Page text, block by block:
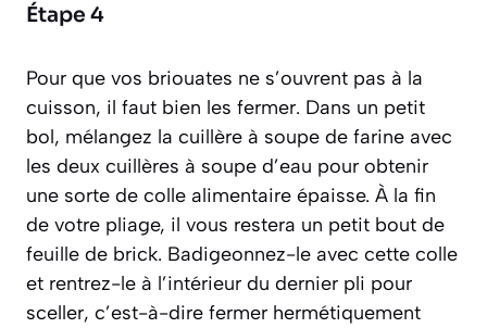
Étape 4
Pour que vos briouates ne s’ouvrent pas à la
cuisson, il faut bien les fermer. Dans un petit
bol, mélangez la cuillère à soupe de farine avec
les deux cuillères à soupe d’eau pour obtenir
une sorte de colle alimentaire épaisse. À la fin
de votre pliage, il vous restera un petit bout de
feuille de brick. Badigeonnez-le avec cette colle
et rentrez-le à l’intérieur du dernier pli pour
sceller, c’est-à-dire fermer hermétiquement